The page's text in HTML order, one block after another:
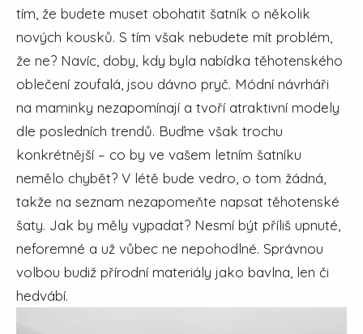
tím, že budete muset obohatit šatník o několik
nových kousků. S tím však nebudete mít problém,
že ne? Navíc, doby, kdy byla nabídka těhotenského
oblečení zoufalá, jsou dávno pryč. Módní návrháři
na maminky nezapomínají a tvoří atraktivní modely
dle posledních trendů. Buďme však trochu
konkrétnější – co by ve vašem letním šatníku
nemělo chybět? V létě bude vedro, o tom žádná,
takže na seznam nezapomeňte napsat těhotenské
šaty. Jak by měly vypadat? Nesmí být příliš upnuté,
neforemné a už vůbec ne nepohodlné. Správnou
volbou budiž přírodní materiály jako bavlna, len či
hedvábí.